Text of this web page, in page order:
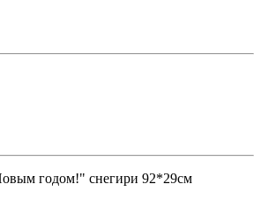
годом!" снегири 92*29см